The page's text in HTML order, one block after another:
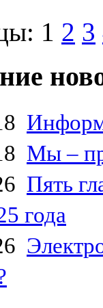
1 2 3
Мы –
Пять
года